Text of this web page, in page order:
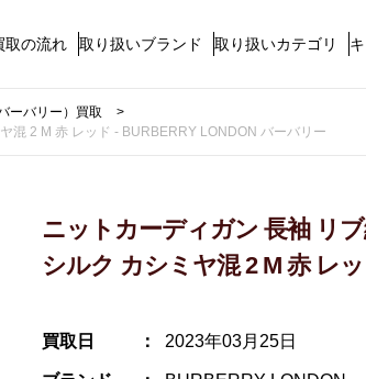
取の流れ 取り扱いブランド 取り扱いカテゴリ
ーバリー）買取
混 2 M 赤 レッド - BURBERRY LONDON バーバリー
ニットカーディガン 長袖 リ
シルク カシミヤ混 2 M 赤 レ
買取日 2023年03月25日